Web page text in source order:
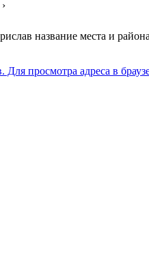
›
название места и
просмотра адреса в